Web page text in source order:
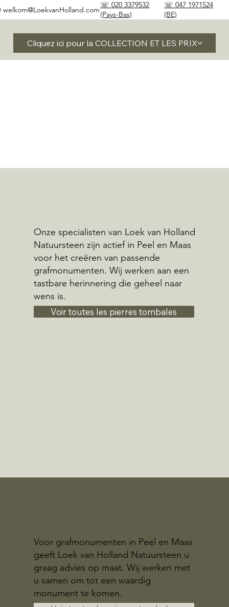
☏ 020 3379532
(Pays-Bas)
☏ 047 1971524
(BE)
welkom@LoekvanHolland.com
Cliquez ici pour la COLLECTION ET LES PRIX
Onze specialisten van Loek van Holland
Natuursteen zijn actief in Peel en Maas
voor het creëren van passende
grafmonumenten. Wij werken aan een
tastbare herinnering die geheel naar
wens is.
Voir toutes les pierres tombales
Voor grafmonumenten in Peel en Maas
geeft Loek van Holland Natuursteen u
graag advies op maat. Wij werken met
u samen om tot een waardig
monument te komen.